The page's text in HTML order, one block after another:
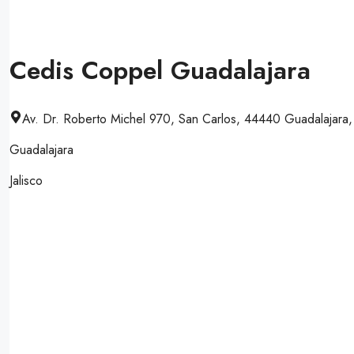
Cedis Coppel Guadalajara
Av. Dr. Roberto Michel 970, San Carlos, 44440 Guadalajara,
Guadalajara
Jalisco